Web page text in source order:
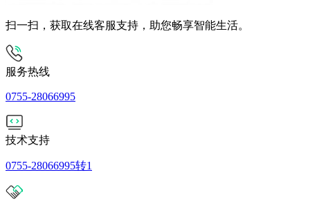
扫一扫，获取在线客服支持，助您畅享智能生活。
服务热线
0755-28066995
技术支持
0755-28066995转1